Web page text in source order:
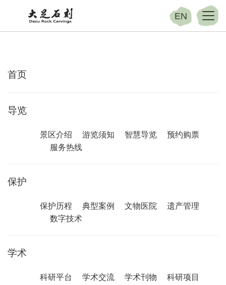
EN
首页
导览
景区介绍 游览须知 智慧导览
预约购票
服务热线
保护
保护历程 典型案例 文物医院
遗产管理
数字技术
学术
科研平台 学术交流 学术刊物
科研项目